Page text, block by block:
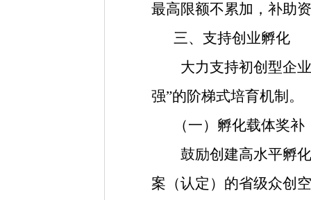
最高限额不累加， 补助
三、支持创业孵化
大力支持初创型企业
强”的阶梯式培育机制。
（一）孵化载体奖补
鼓励创建高水平孵化
案（认定）的省级众创